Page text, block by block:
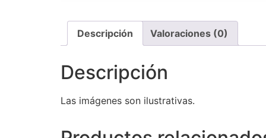
Descripción Valoraciones (0)
Descripción
Las imágenes son ilustrativas.